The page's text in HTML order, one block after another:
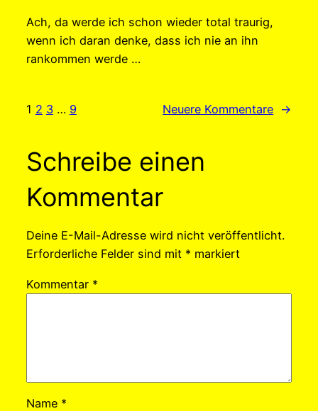
Ach, da werde ich schon wieder total traurig,
wenn ich daran denke, dass ich nie an ihn
rankommen werde …
1 2 3 … 9 Neuere Kommentare →
Schreibe einen
Kommentar
Deine E-Mail-Adresse wird nicht veröffentlicht.
Erforderliche Felder sind mit * markiert
Kommentar *
Name *